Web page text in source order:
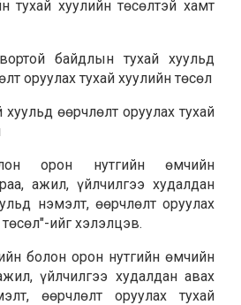
тухай хуулийн төсөлтэй хамт
байдлын тухай хуульд
оруулах тухай хуулийн төсөл
хуульд өөрчлөлт оруулах тухай
орон нутгийн өмчийн
ажил, үйлчилгээ худалдан
нэмэлт, өөрчлөлт оруулах
ийг хэлэлцэв.
болон орон нутгийн өмчийн
үйлчилгээ худалдан авах
өөрчлөлт оруулах тухай